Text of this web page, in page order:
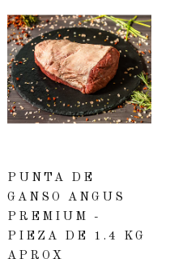
PUNTA DE
GANSO ANGUS
PREMIUM -
PIEZA DE 1.4 KG
APROX